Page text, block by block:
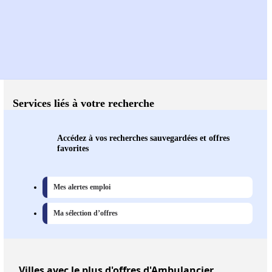
Services liés à votre recherche
Accédez à vos recherches sauvegardées et offres
favorites
Mes alertes emploi
Ma sélection d’offres